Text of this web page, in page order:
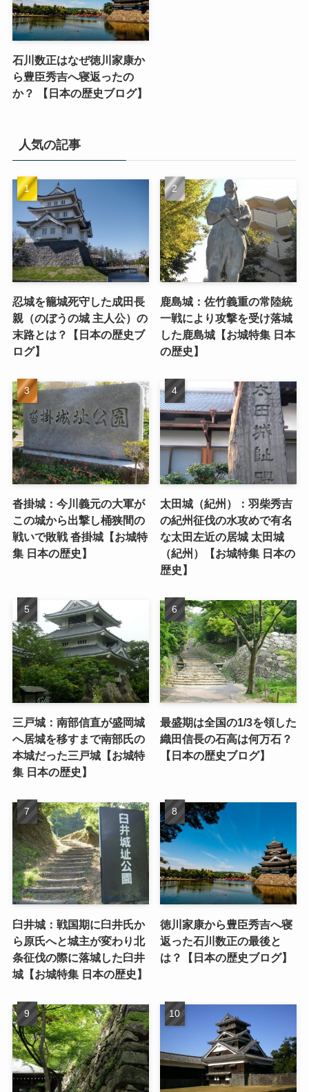
石川数正はなぜ徳川家康か
ら豊臣秀吉へ寝返ったの
か？ 【日本の歴史ブログ】
人気の記事
忍城を籠城死守した成田長
親（のぼうの城 主人公）の
末路とは？【日本の歴史ブ
ログ】
鹿島城：佐竹義重の常陸統
一戦により攻撃を受け落城
した鹿島城【お城特集 日本
の歴史】
沓掛城：今川義元の大軍が
この城から出撃し桶狭間の
戦いで敗戦 沓掛城【お城特
集 日本の歴史】
太田城（紀州）：羽柴秀吉
の紀州征伐の水攻めで有名
な太田左近の居城 太田城
（紀州）【お城特集 日本の
歴史】
三戸城：南部信直が盛岡城
へ居城を移すまで南部氏の
本城だった三戸城【お城特
集 日本の歴史】
最盛期は全国の1/3を領した
織田信長の石高は何万石？
【日本の歴史ブログ】
臼井城：戦国期に臼井氏か
ら原氏へと城主が変わり北
条征伐の際に落城した臼井
城【お城特集 日本の歴史】
徳川家康から豊臣秀吉へ寝
返った石川数正の最後と
は？【日本の歴史ブログ】